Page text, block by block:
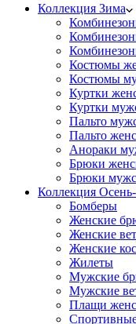
Коллекция Зима
Костюмы
Костюмы
Куртки
Куртки
Пальто
Пальто
Анораки
Брюки
Брюки
Коллекция
Бомберы
Женские
Женские
Женские
Жилеты
Мужские
Мужские
Плащи